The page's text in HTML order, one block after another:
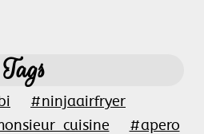
Tags
#ninjaairfryer
#apero